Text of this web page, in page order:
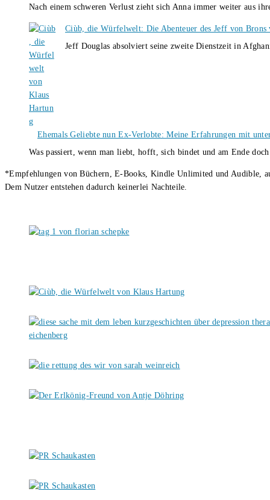
Nach einem schweren Verlust zieht sich Anna immer weiter aus
Ciùb, die Würfelwelt: Die Abenteuer des Jeff von Brons
Jeff Douglas absolviert seine zweite Dienstzeit in
Ehemals Geliebte nun Ex-Verlobte: Meine Erfahrungen mit
Was passiert, wenn man liebt, hofft, sich bindet und am Ende
*Empfehlungen von Büchern, E-Books, Kindle Unlimited und Audible,
Dem Nutzer entstehen dadurch keinerlei Nachteile.